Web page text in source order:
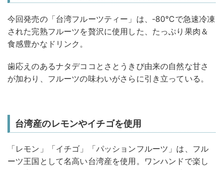
今回発売の「台湾フルーツティー」は、‐80℃で急速冷凍
された完熟フルーツを贅沢に使用した、たっぷり果肉＆
食感豊かなドリンク。
歯応えのあるナタデココとさとうきび由来の自然な甘さ
が加わり、フルーツの味わいがさらに引き立っている。
台湾産のレモンやイチゴを使用
「レモン」「イチゴ」「パッションフルーツ」は、フル
ーツ王国として名高い台湾産を使用。ワンハンドで楽し